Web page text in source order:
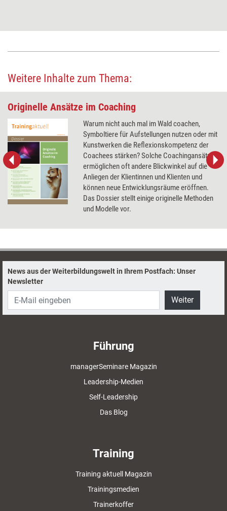
Weitere Inhalte zum Thema:
Originelle Ansätze im Coaching
Warum nicht auch mal im Wald coachen,
Symboltiere für Aufstellungen nutzen oder mit
Kunstwerken die Reflexionskompetenz der
Coachees stärken? Solche Coachingansätze
ermöglichen oft andere Blickwinkel auf die
Anliegen der Klientinnen und Klienten und
können neue Entwicklungsräume eröffnen.
Das Dossier stellt einige originelle Methoden
und Modelle vor.
News aus der Weiterbildungswelt in Ihrem Postfach: Unser
Newsletter
Weiter
Führung
managerSeminare Magazin
Leadership-Medien
Self-Leadership
Das Blog
Training
Training aktuell Magazin
Trainingsmedien
Trainerkoffer